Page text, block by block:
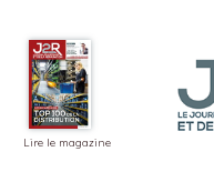
Lire le magazine